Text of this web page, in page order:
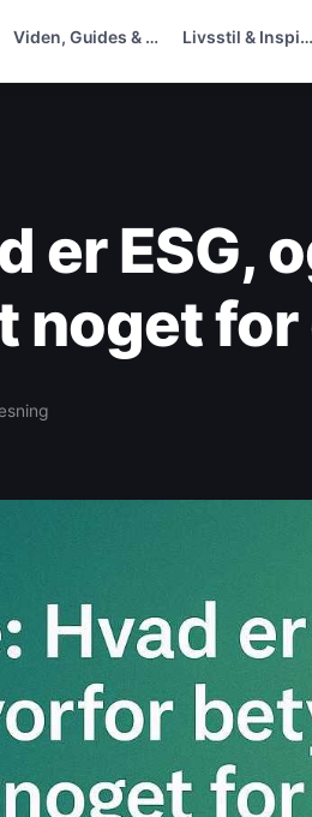
Viden, Guides & … Livsstil & Inspi…
er ESG,
noget for